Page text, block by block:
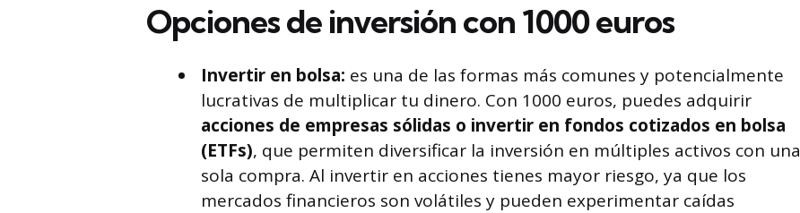
Opciones de inversión con 1000 euros
Invertir en bolsa: es una de las formas más comunes y potencialmente
lucrativas de multiplicar tu dinero. Con 1000 euros, puedes adquirir
acciones de empresas sólidas o invertir en fondos cotizados en bolsa
(ETFs), que permiten diversificar la inversión en múltiples activos con una
sola compra. Al invertir en acciones tienes mayor riesgo, ya que los
mercados financieros son volátiles y pueden experimentar caídas